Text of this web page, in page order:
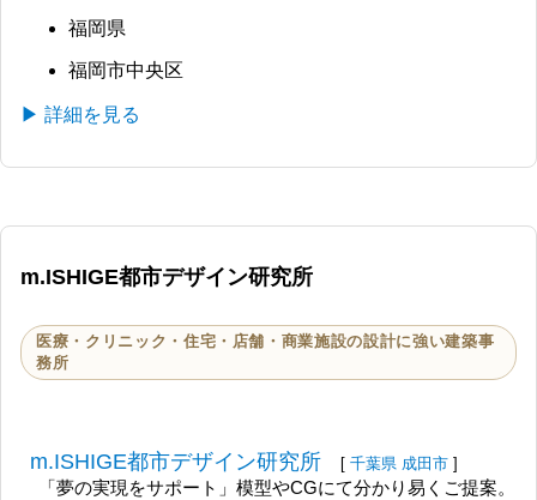
福岡県
福岡市中央区
▶ 詳細を見る
m.ISHIGE都市デザイン研究所
医療・クリニック・住宅・店舗・商業施設の設計に強い建築事
務所
m.ISHIGE都市デザイン研究所 [ 千葉県 成田市 ]
「夢の実現をサポート」模型やCGにて分かり易くご提案。